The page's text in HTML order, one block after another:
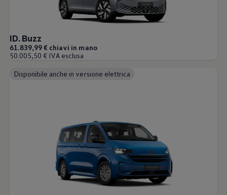
ID. Buzz
61.839,99 € chiavi in mano
50.005,50 € IVA esclusa
Disponibile anche in versione elettrica